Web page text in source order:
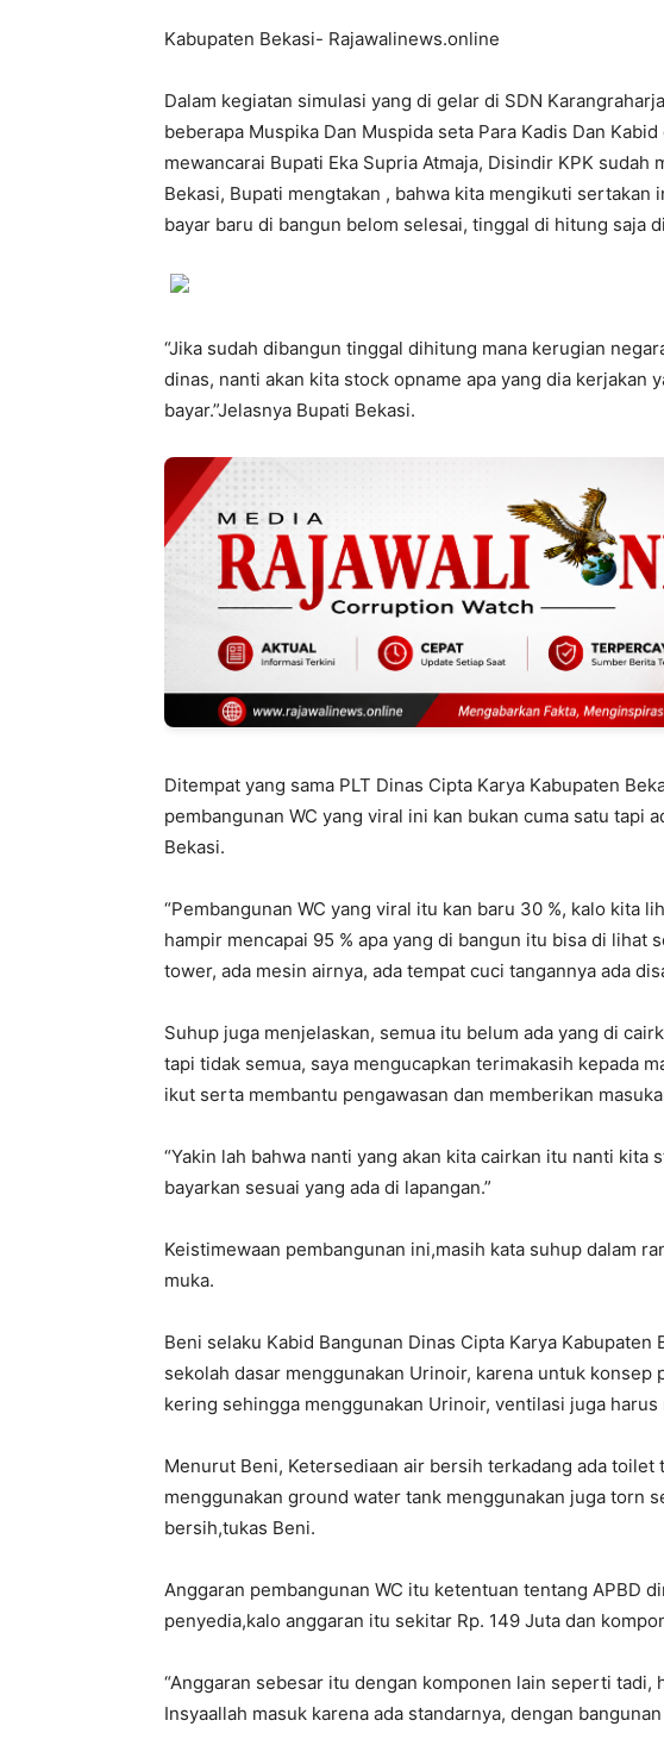
Kabupaten Bekasi- Rajawalinews.online
Dalam kegiatan simulasi yang di gelar di SDN
beberapa Muspika Dan Muspida seta Para Kadis Dan
mewancarai Bupati Eka Supria Atmaja, Disindir KPK sudah
Bekasi, Bupati mengtakan , bahwa kita mengikuti sertakan
bayar baru di bangun belom selesai, tinggal di hitung saja
“Jika sudah dibangun tinggal dihitung mana kerugian
dinas, nanti akan kita stock opname apa yang dia kerjakan
bayar.”Jelasnya Bupati Bekasi.
Ditempat yang sama PLT Dinas Cipta Karya Kabupaten
pembangunan WC yang viral ini kan bukan cuma satu tapi
Bekasi.
“Pembangunan WC yang viral itu kan baru 30 %, kalo kita
hampir mencapai 95 % apa yang di bangun itu bisa di lihat
tower, ada mesin airnya, ada tempat cuci tangannya ada
Suhup juga menjelaskan, semua itu belum ada yang di
tapi tidak semua, saya mengucapkan terimakasih kepada
ikut serta membantu pengawasan dan memberikan
“Yakin lah bahwa nanti yang akan kita cairkan itu nanti kita
bayarkan sesuai yang ada di lapangan.”
Keistimewaan pembangunan ini,masih kata suhup dalam
muka.
Beni selaku Kabid Bangunan Dinas Cipta Karya
sekolah dasar menggunakan Urinoir, karena untuk konsep
kering sehingga menggunakan Urinoir, ventilasi juga harus
Menurut Beni, Ketersediaan air bersih terkadang ada toilet
menggunakan ground water tank menggunakan juga torn
bersih,tukas Beni.
Anggaran pembangunan WC itu ketentuan tentang APBD
penyedia,kalo anggaran itu sekitar Rp. 149 Juta dan
“Anggaran sebesar itu dengan komponen lain seperti tadi,
Insyaallah masuk karena ada standarnya, dengan